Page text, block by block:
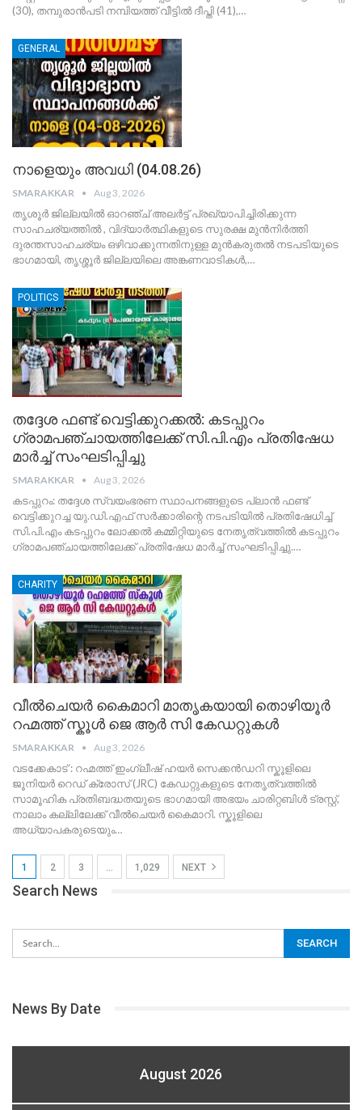
(30), തമ്പുരാൻപടി നമ്പിയത്ത് വീട്ടിൽ ദീപ്തി (41),…
GENERAL
നാളെയും അവധി (04.08.26)
SMARAKKAR Aug 3, 2026
തൃശൂര്‍ ജില്ലയില്‍ ഓറഞ്ച് അലർട്ട് പ്രഖ്യാപിച്ചിരിക്കുന്ന
സാഹചര്യത്തിൽ , വിദ്യാർത്ഥികളുടെ സുരക്ഷ മുൻനിർത്തി
ദുരന്തസാഹചര്യം ഒഴിവാക്കുന്നതിനുള്ള മുന്‍കരുതല്‍ നടപടിയുടെ
ഭാഗമായി, തൃശ്ശൂർ ജില്ലയിലെ അങ്കണവാടികൾ,…
POLITICS
തദ്ദേശ ഫണ്ട് വെട്ടിക്കുറക്കൽ: കടപ്പുറം
ഗ്രാമപഞ്ചായത്തിലേക്ക് സി.പി.എം പ്രതിഷേധ
മാർച്ച് സംഘടിപ്പിച്ചു
SMARAKKAR Aug 3, 2026
​കടപ്പുറം: തദ്ദേശ സ്വയംഭരണ സ്ഥാപനങ്ങളുടെ പ്ലാൻ ഫണ്ട്
വെട്ടിക്കുറച്ച യു.ഡി.എഫ് സർക്കാരിന്റെ നടപടിയിൽ പ്രതിഷേധിച്ച്
സി.പി.എം കടപ്പുറം ലോക്കൽ കമ്മിറ്റിയുടെ നേതൃത്വത്തിൽ കടപ്പുറം
ഗ്രാമപഞ്ചായത്തിലേക്ക് പ്രതിഷേധ മാർച്ച് സംഘടിപ്പിച്ചു.…
CHARITY
വീൽചെയർ കൈമാറി മാതൃകയായി തൊഴിയൂർ
റഹ്മത്ത് സ്കൂൾ ജെ ആർ സി കേഡറ്റുകൾ
SMARAKKAR Aug 3, 2026
വടക്കേകാട് : റഹ്മത്ത് ഇംഗ്ലീഷ് ഹയർ സെക്കൻഡറി സ്കൂളിലെ
ജൂനിയർ റെഡ് ക്രോസ് (JRC) കേഡറ്റുകളുടെ നേതൃത്വത്തിൽ
സാമൂഹിക പ്രതിബദ്ധതയുടെ ഭാഗമായി അഭയം ചാരിറ്റബിൾ ട്രസ്റ്റ്,
നാലാം കല്ലിലേക്ക് വീൽചെയർ കൈമാറി. സ്കൂളിലെ
അധ്യാപകരുടെയും…
1 2 3 … 1,029 NEXT
Search News
News By Date
August 2026